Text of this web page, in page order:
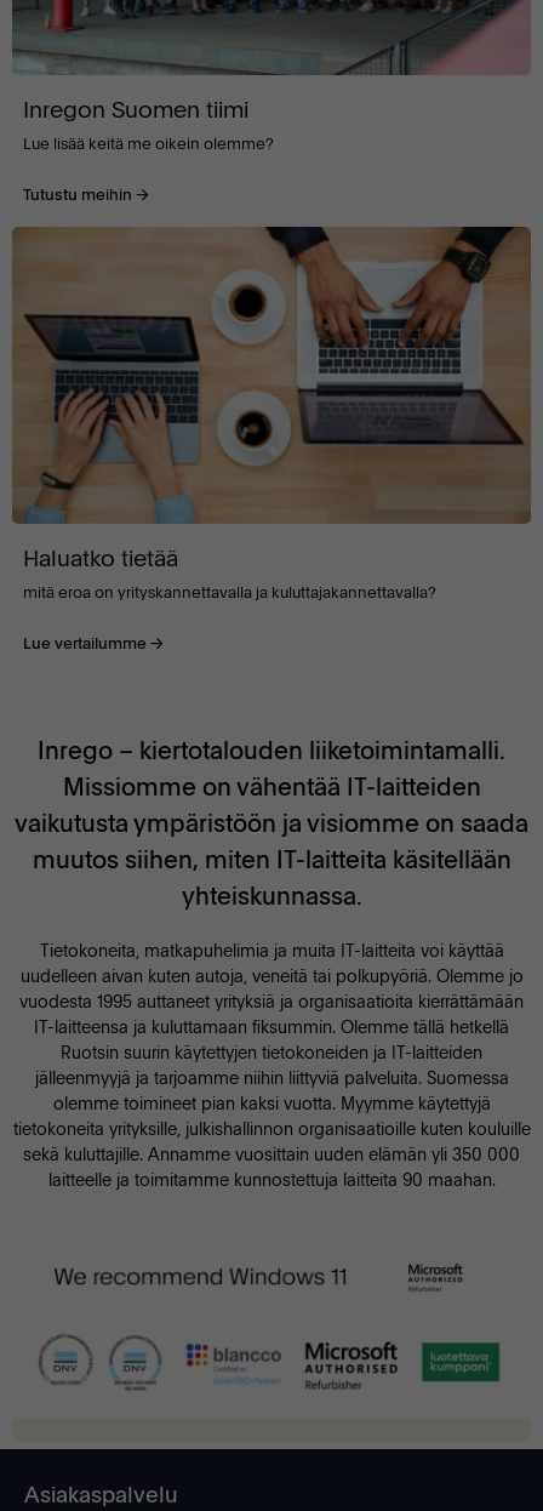
Inregon Suomen tiimi
Lue lisää keitä me oikein olemme?
Tutustu meihin
Haluatko tietää
mitä eroa on yrityskannettavalla ja kuluttajakannettavalla?
Lue vertailumme
Inrego – kiertotalouden liiketoimintamalli.
Missiomme on vähentää IT-laitteiden
vaikutusta ympäristöön ja visiomme on saada
muutos siihen, miten IT-laitteita käsitellään
yhteiskunnassa.
Tietokoneita, matkapuhelimia ja muita IT-laitteita voi käyttää
uudelleen aivan kuten autoja, veneitä tai polkupyöriä. Olemme jo
vuodesta 1995 auttaneet yrityksiä ja organisaatioita kierrättämään
IT-laitteensa ja kuluttamaan fiksummin. Olemme tällä hetkellä
Ruotsin suurin käytettyjen tietokoneiden ja IT-laitteiden
jälleenmyyjä ja tarjoamme niihin liittyviä palveluita. Suomessa
olemme toimineet pian kaksi vuotta. Myymme käytettyjä
tietokoneita yrityksille, julkishallinnon organisaatioille kuten kouluille
sekä kuluttajille. Annamme vuosittain uuden elämän yli 350 000
laitteelle ja toimitamme kunnostettuja laitteita 90 maahan.
Asiakaspalvelu